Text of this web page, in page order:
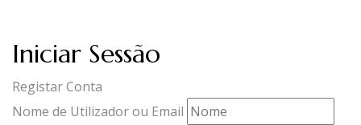
Iniciar Sessão
Registar Conta
Nome de Utilizador ou Email